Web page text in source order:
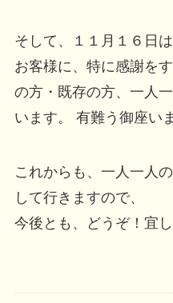
そして、１１月１６日
お客様に、特に感謝を
の方・既存の方、一人
います。 有難う御座い
これからも、一人一人
して行きますので、
今後とも、どうぞ！宜